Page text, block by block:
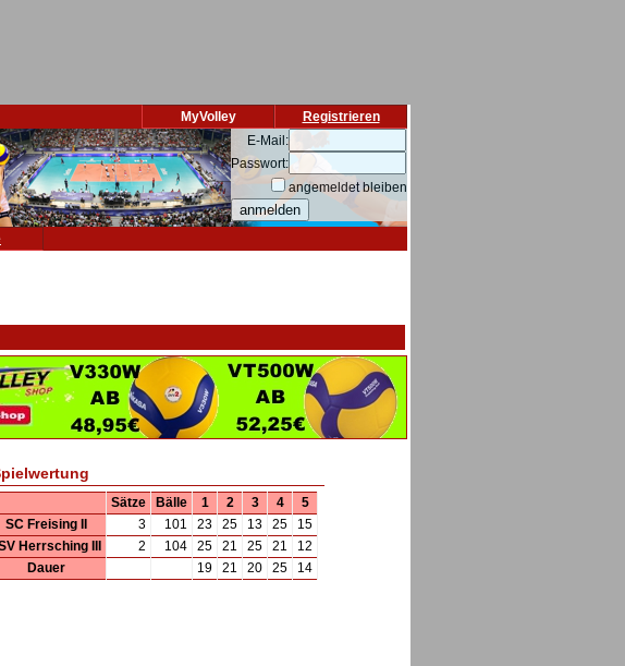
Registrieren
MyVolley
E-Mail:
Passwort:
angemeldet bleiben
Sätze Bälle 1 2 3 4
5
SC Freising II
3 101 23 25 13 25
15
Herrsching III
2 104 25 21 25 21
12
Dauer
19 21 20 25 14